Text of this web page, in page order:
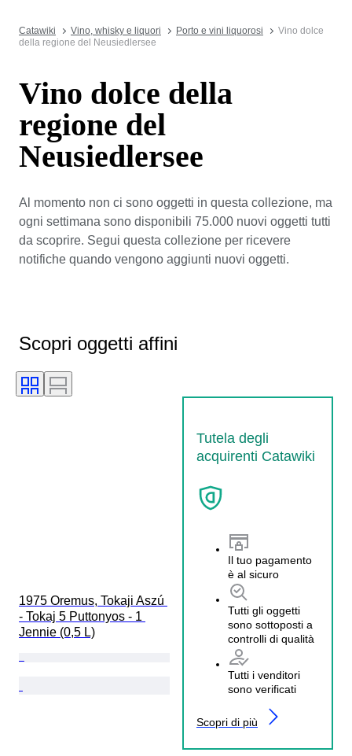
Catawiki Vino, whisky e liquori Porto e vini liquorosi
Vino dolce
della regione del Neusiedlersee
Vino dolce della
regione del
Neusiedlersee
Al momento non ci sono oggetti in questa collezione, ma
ogni settimana sono disponibili 75.000 nuovi oggetti tutti
da scoprire. Segui questa collezione per ricevere
notifiche quando vengono aggiunti nuovi oggetti.
Scopri oggetti affini
Tutela degli
acquirenti Catawiki
Il tuo pagamento
è al sicuro
Tutti gli oggetti
sono sottoposti a
controlli di qualità
Tutti i venditori
sono verificati
Scopri di più
1975 Oremus, Tokaji Aszú
- Tokaj 5 Puttonyos - 1
Jennie (0,5 L)